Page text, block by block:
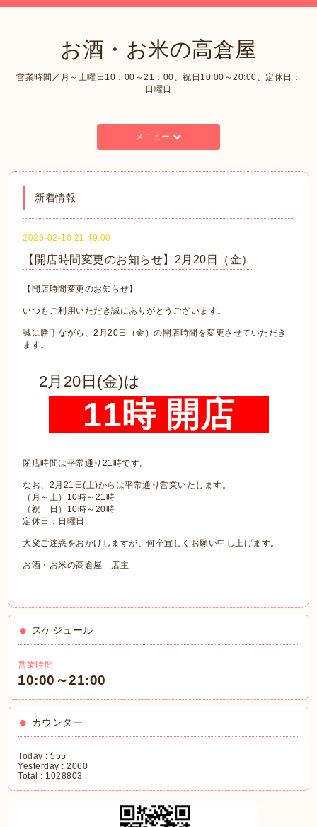
お酒・お米の高倉屋
営業時間／月～土曜日10：00～21：00、祝日10:00～20:00、定休日：
日曜日
メニュー
新着情報
2026-02-16 21:49:00
【開店時間変更のお知らせ】2月20日（金）
【開店時間変更のお知らせ】
いつもご利用いただき誠にありがとうございます。
誠に勝手ながら、2月20日（金）の開店時間を変更させていただき
ます。
2月20日(金)は
11時 開店
閉店時間は平常通り21時です。
なお、2月21日(土)からは平常通り営業いたします。
（月～土）10時～21時
（祝 日）10時～20時
定休日：日曜日
大変ご迷惑をおかけしますが、何卒宜しくお願い申し上げます。
お酒・お米の高倉屋 店主
スケジュール
営業時間
10:00～21:00
カウンター
Today :555
Yesterday :2060
Total : 1028803